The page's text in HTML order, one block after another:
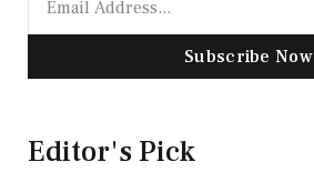
Subscribe Now
Editor's Pick